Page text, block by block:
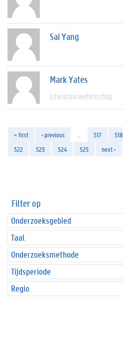
Sai Yang
Mark Yates
Literatuurwetenschap
« first ‹ previous 517 518
522
523 524 525 next ›
Filter op
Onderzoeksgebied
Taal
Onderzoeksmethode
Tijdsperiode
Regio